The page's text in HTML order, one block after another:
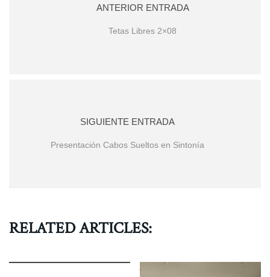
ANTERIOR ENTRADA
Tetas Libres 2×08
SIGUIENTE ENTRADA
Presentación Cabos Sueltos en Sintonía
RELATED ARTICLES: